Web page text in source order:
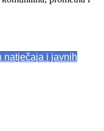
natječaja i javnih